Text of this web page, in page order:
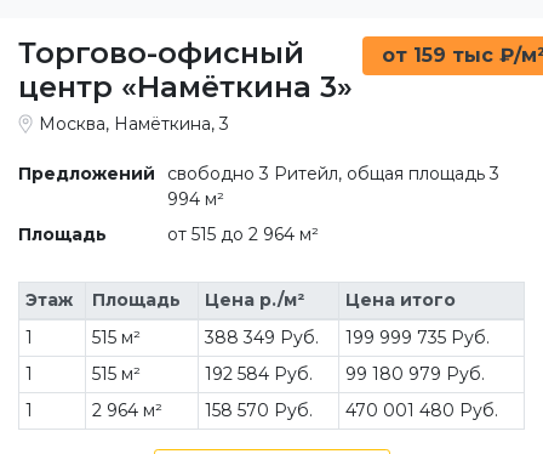
Торгово-офисный
центр «Намёткина 3»
от 159 тыс ₽/
Москва, Намёткина, 3
Предложений
свободно 3 Ритейл, общая площадь 3
994 м²
Площадь
от 515 до 2 964 м²
Этаж Площадь Цена р./м²
Цена итого
1
515 м² 388 349 Руб.
199 999 735 Руб.
1
515 м² 192 584 Руб.
99 180 979 Руб.
1
2 964 м² 158 570 Руб. 470 001 480 Руб.